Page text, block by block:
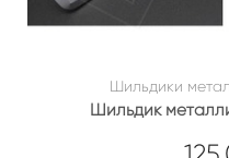
Шильдики
Шильдик